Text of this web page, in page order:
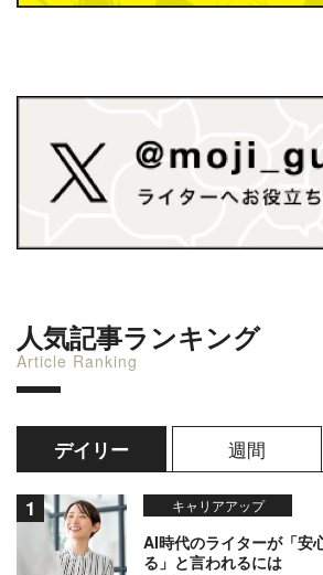
人気記事ランキング
Article Ranking
デイリー 週間
キャリアアップ
AI時代のライターが「安
る」と言われるには